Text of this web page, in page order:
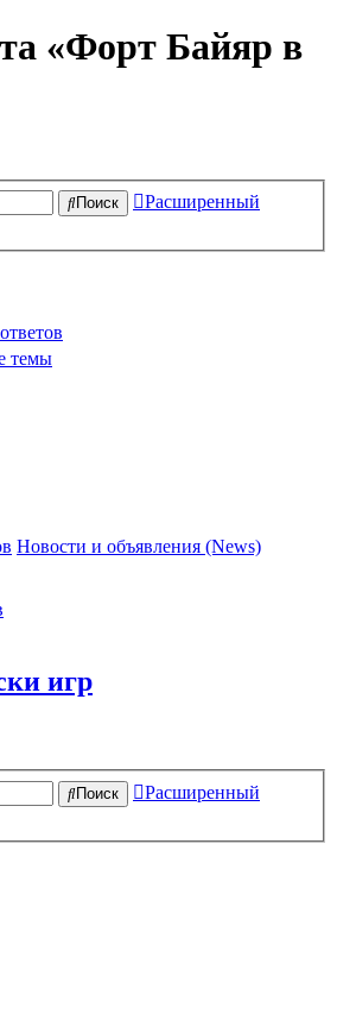
«Форт Байяр в
Поиск
Расширенный
темы
Новости и объявления (News)
игр
Поиск
Расширенный